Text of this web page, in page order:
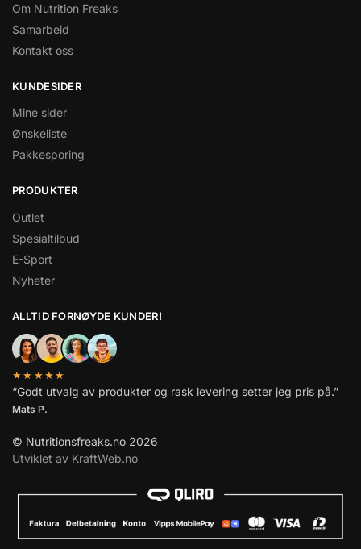
Om Nutrition Freaks
Samarbeid
Kontakt oss
KUNDESIDER
Mine sider
Ønskeliste
Pakkesporing
PRODUKTER
Outlet
Spesialtilbud
E-Sport
Nyheter
ALLTID FORNØYDE KUNDER!
★★★★★
“Godt utvalg av produkter og rask levering setter jeg pris på.”
Mats P.
© Nutritionsfreaks.no 2026
Utviklet av KraftWeb.no